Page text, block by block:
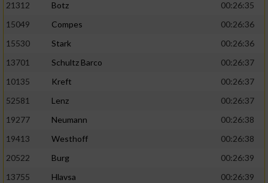
21312 Botz
00:26:35
15049
Compes
00:26:36
15530
Stark
00:26:36
13701
Schultz Barco
00:26:37
10135
Kreft
00:26:37
52581
Lenz
00:26:37
19277
Neumann
00:26:38
19413
Westhoff
00:26:38
20522
Burg
00:26:39
13755
Hlavsa
00:26:39